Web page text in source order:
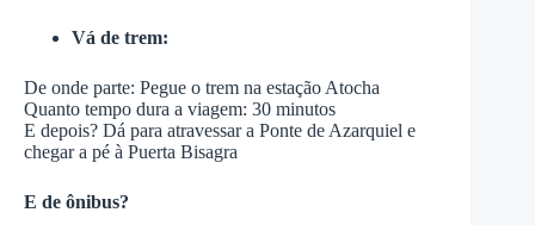
Vá de trem:
De onde parte: Pegue o trem na estação Atocha
Quanto tempo dura a viagem: 30 minutos
E depois? Dá para atravessar a Ponte de Azarquiel e
chegar a pé à Puerta Bisagra
E de ônibus?